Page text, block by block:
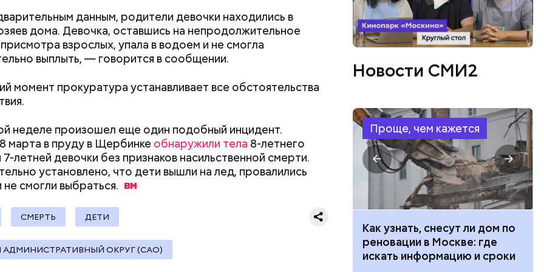
данным, родители девочки находились в
дома. Девочка, оставшись на непродолжительное
взрослых, упала в водоем и не смогла
выплыть, — говорится в сообщении.
момент прокуратура устанавливает все обстоятельства
неделе произошел еще один подобный инцидент.
марта в пруду в Щербинке обнаружили тела 8-летнего
7-летней девочки без признаков насильственной смерти.
установлено, что дети вышли на лед, провалились
смогли выбраться.
СМЕРТЬ ДЕТИ
АДМИНИСТРАТИВНЫЙ ОКРУГ (САО)
В квартире потерпевших установили
видеонаблюдения. На записи попал 25-летний сын
и подсыпал им в еду химикаты. Также отравленную
младшая сестра.
отправились в село Чанко, где может скрываться
злоумышленник. Параллельно с этим в Махачкале объявлен
Въезд и выезд в город перекрыты. Помимо этого,
патрулируют улицы, железнодорожный вокзал и
Новости СМИ2
Проще, чем кажется
Как поменять батареи дома и
не получить штраф
Как узнать, снесут ли дом по
реновации в Москве: где
искать информацию и сроки